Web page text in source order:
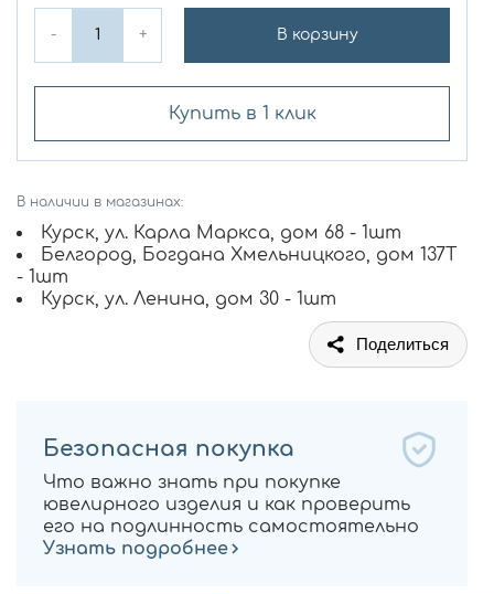
- + В корзину
Купить в 1 клик
В наличии в магазинах:
Курск, ул. Карла Маркса, дом 68 - 1шт
Белгород, Богдана Хмельницкого, дом 137Т
- 1шт
Курск, ул. Ленина, дом 30 - 1шт
Поделиться
Безопасная покупка
Что важно знать при покупке
ювелирного изделия и как проверить
его на подлинность самостоятельно
Узнать подробнее